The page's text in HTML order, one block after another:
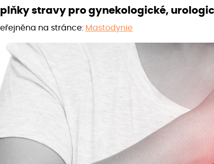
stravy pro gynekologické,
na stránce: Mastodynie